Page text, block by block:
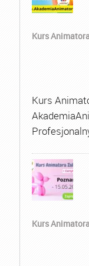
Kurs
Kurs
Kurs